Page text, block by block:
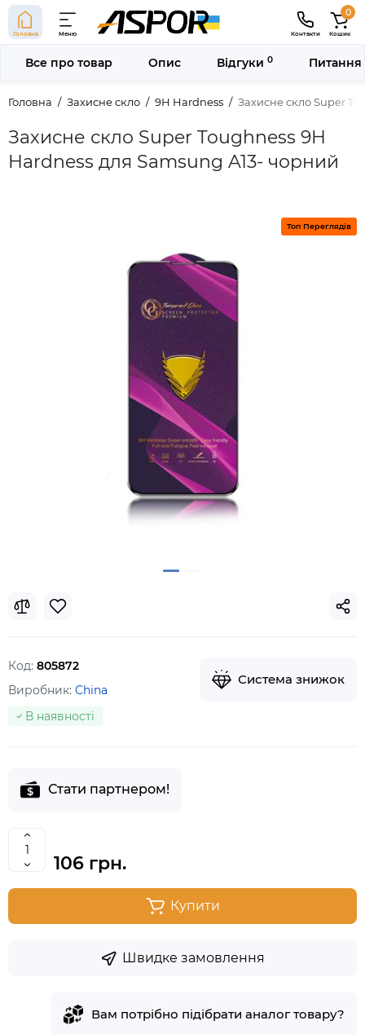
Головна Меню Контакти
0
Кошик
Головна Захисне скло 9H Hardness Захисне скло Super
Захисне скло Super Toughness 9H
Hardness для Samsung A13- чорний
Все про товар Опис Відгуки 0 Питання
Топ Переглядів
Код: 805872
Виробник: China
В наявності
Система знижок
Стати партнером!
106 грн.
Купити
Швидке замовлення
Вам потрібно підібрати аналог товару?